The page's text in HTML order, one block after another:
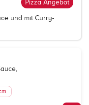
Pizza Angebot
und mit Curry-